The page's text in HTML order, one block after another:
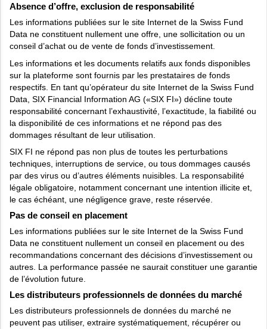
Absence d’offre, exclusion de responsabilité
Les informations publiées sur le site Internet de la Swiss Fund
Data ne constituent nullement une offre, une sollicitation ou un
conseil d’achat ou de vente de fonds d’investissement.
Les informations et les documents relatifs aux fonds disponibles
sur la plateforme sont fournis par les prestataires de fonds
respectifs. En tant qu’opérateur du site Internet de la Swiss Fund
Data, SIX Financial Information AG («SIX FI») décline toute
responsabilité concernant l’exhaustivité, l’exactitude, la fiabilité ou
la disponibilité de ces informations et ne répond pas des
dommages résultant de leur utilisation.
SIX FI ne répond pas non plus de toutes les perturbations
techniques, interruptions de service, ou tous dommages causés
par des virus ou d’autres éléments nuisibles. La responsabilité
légale obligatoire, notamment concernant une intention illicite et,
le cas échéant, une négligence grave, reste réservée.
Pas de conseil en placement
Les informations publiées sur le site Internet de la Swiss Fund
Data ne constituent nullement un conseil en placement ou des
recommandations concernant des décisions d’investissement ou
autres. La performance passée ne saurait constituer une garantie
de l’évolution future.
Les distributeurs professionnels de données du marché
Les distributeurs professionnels de données du marché ne
peuvent pas utiliser, extraire systématiquement, récupérer ou